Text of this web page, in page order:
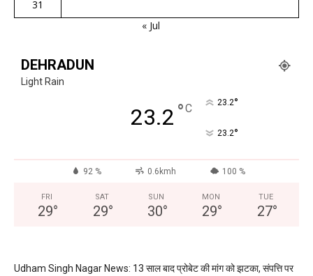
31
« Jul
DEHRADUN
Light Rain
23.2 °C 23.2°
23.2°
92 % 0.6kmh 100 %
FRI
29°
SAT
29°
SUN
30°
MON
29°
TUE
27°
Udham Singh Nagar News: 13 साल बाद प्रोबेट की मांग को झटका, संपत्ति पर